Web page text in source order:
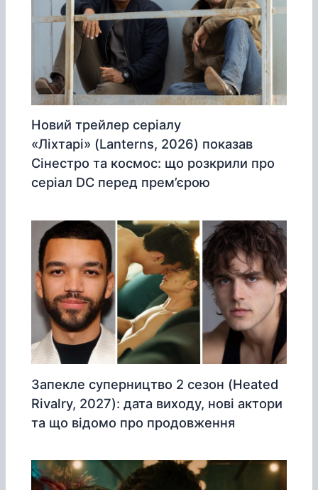
Новий трейлер серіалу
«Ліхтарі» (Lanterns, 2026) показав
Сінестро та космос: що розкрили про
серіал DC перед прем’єрою
Запекле суперництво 2 сезон (Heated
Rivalry, 2027): дата виходу, нові актори
та що відомо про продовження